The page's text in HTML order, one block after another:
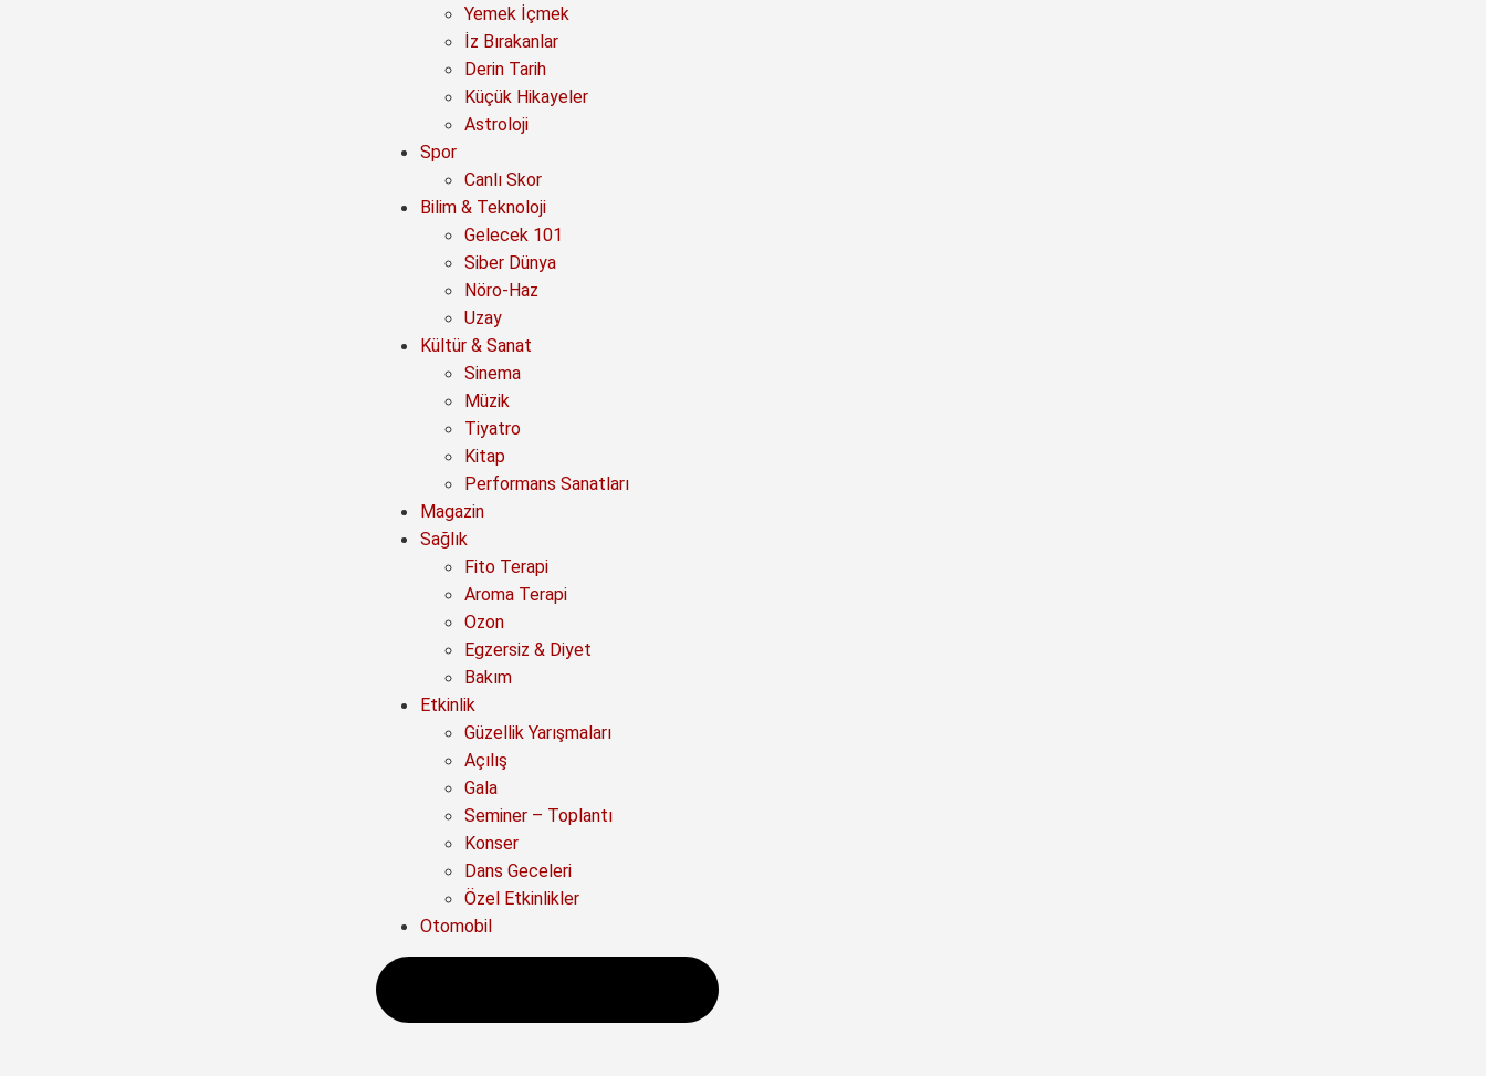
Yemek İçmek
İz Bırakanlar
Derin Tarih
Küçük Hikayeler
Astroloji
Spor
Canlı Skor
Bilim & Teknoloji
Gelecek 101
Siber Dünya
Nöro-Haz
Uzay
Kültür & Sanat
Sinema
Müzik
Tiyatro
Kitap
Performans Sanatları
Magazin
Sağlık
Fito Terapi
Aroma Terapi
Ozon
Egzersiz & Diyet
Bakım
Etkinlik
Güzellik Yarışmaları
Açılış
Gala
Seminer – Toplantı
Konser
Dans Geceleri
Özel Etkinlikler
Otomobil